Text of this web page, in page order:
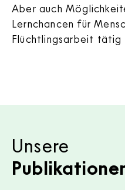
Aber auch
Lernchancen für
Flüchtlingsarbeit tätig
Inhalt
Unsere